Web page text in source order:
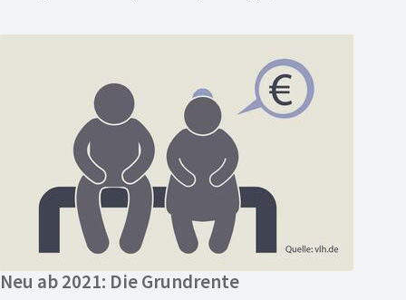
Neu ab 2021: Die Grundrente